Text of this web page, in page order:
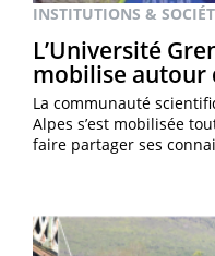
INSTITUTIONS &
L’Université
mobilise autour
La communauté
Alpes s’est mobilisée
faire partager ses